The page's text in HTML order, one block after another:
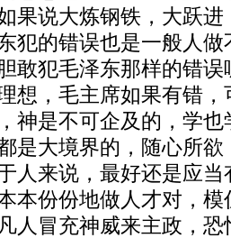
果说大炼钢铁，大跃
犯的错误也是一般人
敢犯毛泽东那样的错
想，毛主席如果有错
神是不可企及的，学
是大境界的，随心所
人来说，最好还是应
本份份地做人才对，
人冒充神威来主政，